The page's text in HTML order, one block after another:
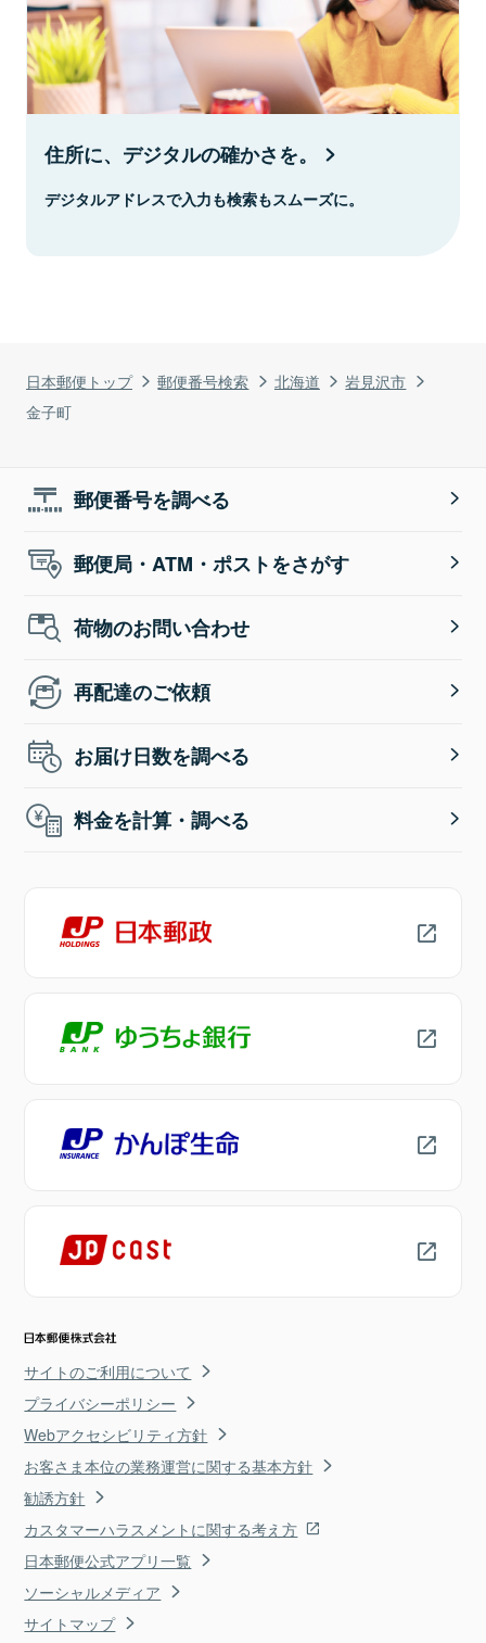
日本郵便トップ 郵便番号検索 北海道
岩見沢市
金子町
住所に、デジタルの確かさを。
デジタルアドレスで入力も検索もスムーズに。
郵便番号を調べる
郵便局・ATM・ポストをさがす
荷物のお問い合わせ
再配達のご依頼
お届け日数を調べる
料金を計算・調べる
サイトのご利用について
プライバシーポリシー
Webアクセシビリティ方針
お客さま本位の業務運営に関する基本方針
勧誘方針
カスタマーハラスメントに関する考え方
日本郵便公式アプリ一覧
ソーシャルメディア
サイトマップ